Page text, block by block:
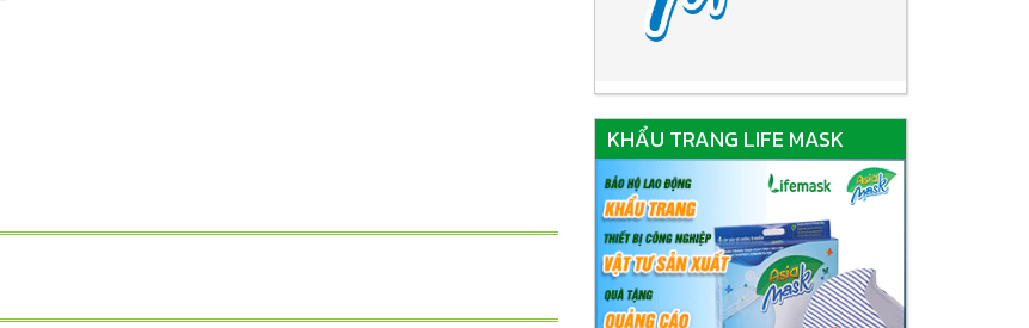
KHẨU TRANG LIFE MASK